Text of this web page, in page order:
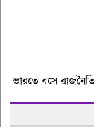
ভারতে বসে